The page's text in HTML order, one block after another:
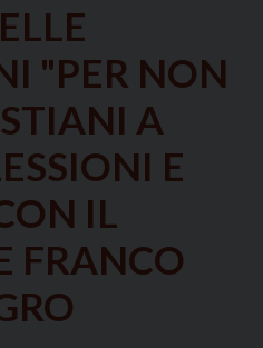
"PER NON
A
E
IL
FRANCO